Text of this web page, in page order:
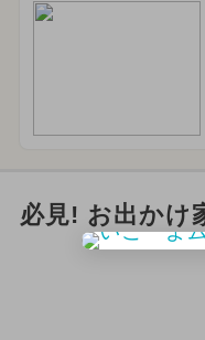
2024年10月のイ
2026年3月のイ
2024年3月のイ
必見! お出かけ